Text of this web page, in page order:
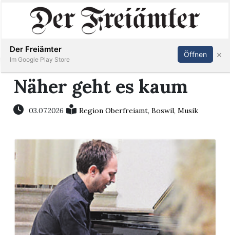
Immobilien
E-
Paper
Newsletter
Inserieren Abonnieren Anmelden
Näher geht es kaum
03.07.2026 Region Oberfreiamt,Boswil,Musik
Der Freiämter
Im Google Play Store
Öffnen ×